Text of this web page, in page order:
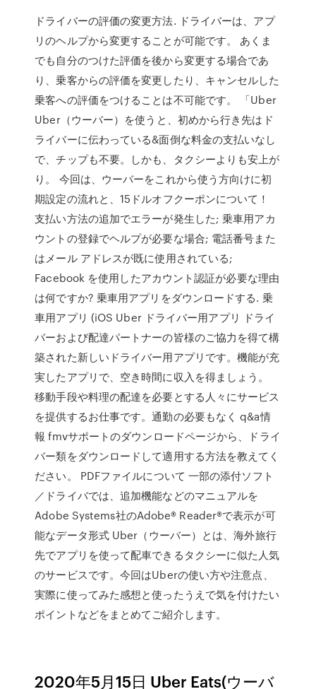
ドライバーの評価の変更方法. ドライバーは、アプ
リのヘルプから変更することが可能です。 あくま
でも自分のつけた評価を後から変更する場合であ
り、乗客からの評価を変更したり、キャンセルした
乗客への評価をつけることは不可能です。 「Uber
Uber（ウーバー）を使うと、初めから行き先はド
ライバーに伝わっている&面倒な料金の支払いなし
で、チップも不要。しかも、タクシーよりも安上が
り。 今回は、ウーバーをこれから使う方向けに初
期設定の流れと、15ドルオフクーポンについて！
支払い方法の追加でエラーが発生した; 乗車用アカ
ウントの登録でヘルプが必要な場合; 電話番号また
はメール アドレスが既に使用されている;
Facebook を使用したアカウント認証が必要な理由
は何ですか? 乗車用アプリをダウンロードする. 乗
車用アプリ (iOS ‎Uber ドライバー用アプリ ドライ
バーおよび配達パートナーの皆様のご協力を得て構
築された新しいドライバー用アプリです。機能が充
実したアプリで、空き時間に収入を得ましょう。
移動手段や料理の配達を必要とする人々にサービス
を提供するお仕事です。通勤の必要もなく q&a情
報 fmvサポートのダウンロードページから、ドライ
バー類をダウンロードして適用する方法を教えてく
ださい。 PDFファイルについて 一部の添付ソフト
／ドライバでは、追加機能などのマニュアルを
Adobe Systems社のAdobe® Reader®で表示が可
能なデータ形式 Uber（ウーバー）とは、海外旅行
先でアプリを使って配車できるタクシーに似た人気
のサービスです。今回はUberの使い方や注意点、
実際に使ってみた感想と使ったうえで気を付けたい
ポイントなどをまとめてご紹介します。
2020年5月15日 Uber Eats(ウーバ